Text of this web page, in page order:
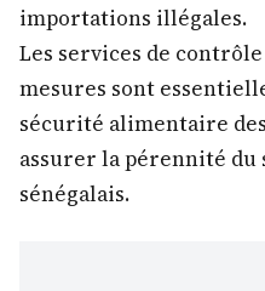
importations illégales.
​Les services de
mesures sont
sécurité alimentaire
assurer la pérennité du
sénégalais.